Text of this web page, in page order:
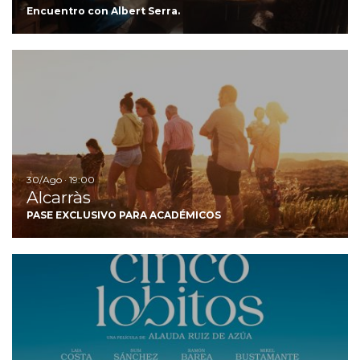
Encuentro con Albert Serra.
30/Ago · 19:00
Alcarràs
PASE EXCLUSIVO PARA ACADÉMICOS